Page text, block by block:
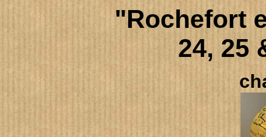
"Rochefort
24, 25